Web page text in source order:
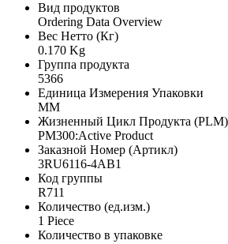
Вид продуктов
Ordering Data Overview
Вес Нетто (Кг)
0.170 Kg
Группа продукта
5366
Единица Измерения Упаковки
MM
Жизненный Цикл Продукта (PLM)
PM300:Active Product
Заказной Номер (Артикл)
3RU6116-4AB1
Код группы
R711
Количество (ед.изм.)
1 Piece
Количество в упаковке